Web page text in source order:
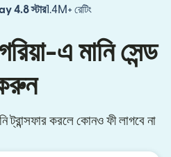
4.8 স্টার1.4M+ রেটিং
এ মানি সেন্ড
ট্রান্সফার করলে কোনও ফী লাগবে না